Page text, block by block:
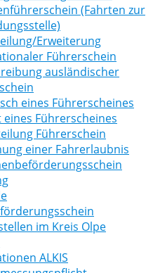
(Fahrten zur
Erweiterung
Führerschein
ausländischer
eines Führerscheines
eines Führerscheines
Führerschein
einer Fahrerlaubnis
im Kreis Olpe
ALKIS